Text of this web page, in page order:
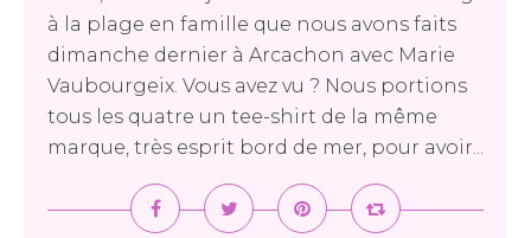
à la plage en famille que nous avons faits
dimanche dernier à Arcachon avec Marie
Vaubourgeix. Vous avez vu ? Nous portions
tous les quatre un tee-shirt de la même
marque, très esprit bord de mer, pour avoir...